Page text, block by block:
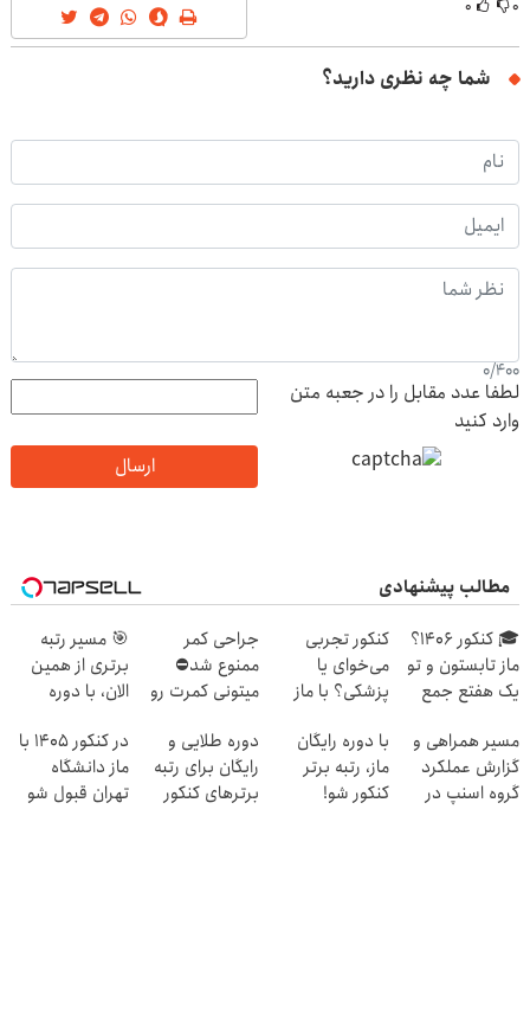
۰ ۰
شما چه نظری دارید؟
0/400
لطفا عدد مقابل را در جعبه متن
وارد کنید
ارسال
مطالب پیشنهادی
🎓 کنکور ۱۴۰6؟
ماز تابستون و تو
یک هفتع جمع
کنکور تجربی
می‌خوای یا
پزشکی؟ با ماز
جراحی کمر
ممنوع شد⛔
میتونی کمرت رو
کنی! 👈🏻
پرسش‌نامه
🎯 مسیر رتبه
برتری از همین
الان، با دوره
میشه!
مسیر همراهی و
گزارش عملکرد
گروه اسنپ در
با دوره رایگان
ماز، رتبه برتر
کنکور شو!
دوره طلایی و
رایگان برای رتبه
برترهای کنکور
در کنکور 1405 با
ماز دانشگاه
تهران قبول شو